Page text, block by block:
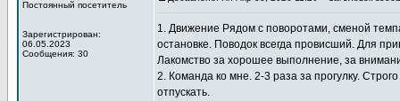
Постоянный посетитель
Зарегистрирован:
06.05.2023
Сообщения: 30
1. Движение Рядом с поворотами, сменой
остановке. Поводок всегда провисший. Для
Лакомство за хорошее выполнение, за
2. Команда ко мне. 2-3 раза за прогулку.
отпускать.